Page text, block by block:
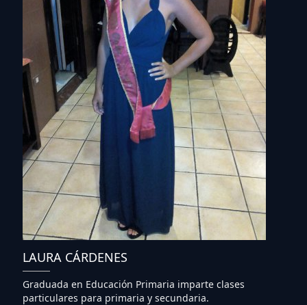
LAURA CÁRDENES
Graduada en Educación Primaria imparte clases
particulares para primaria y secundaria.